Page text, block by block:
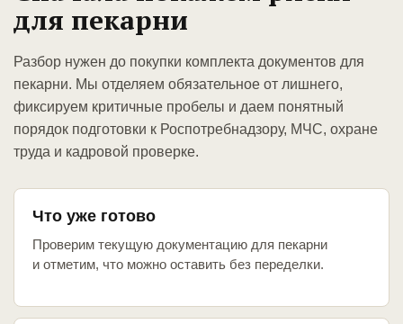
для пекарни
Разбор нужен до покупки комплекта документов для
пекарни. Мы отделяем обязательное от лишнего,
фиксируем критичные пробелы и даем понятный
порядок подготовки к Роспотребнадзору, МЧС, охране
труда и кадровой проверке.
Что уже готово
Проверим текущую документацию для пекарни
и отметим, что можно оставить без переделки.